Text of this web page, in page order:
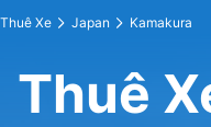
Thuê Xe Japan Kamakura
Thuê